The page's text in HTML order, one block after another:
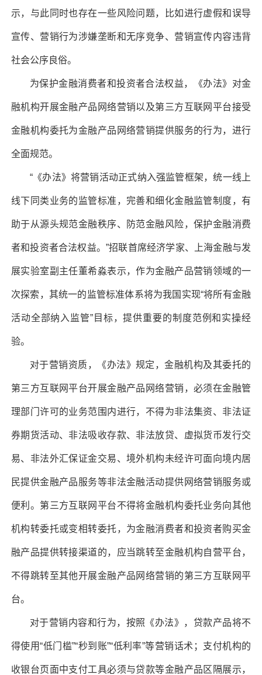
示，与此同时也存在一些风险问题，比如进行虚假和误导
宣传、营销行为涉嫌垄断和无序竞争、营销宣传内容违背
社会公序良俗。
为保护金融消费者和投资者合法权益，《办法》对金
融机构开展金融产品网络营销以及第三方互联网平台接受
金融机构委托为金融产品网络营销提供服务的行为，进行
全面规范。
“《办法》将营销活动正式纳入强监管框架，统一线上
线下同类业务的监管标准，完善和细化金融监管制度，有
助于从源头规范金融秩序、防范金融风险，保护金融消费
者和投资者合法权益。”招联首席经济学家、上海金融与发
展实验室副主任董希淼表示，作为金融产品营销领域的一
次探索，其统一的监管标准体系将为我国实现“将所有金融
活动全部纳入监管”目标，提供重要的制度范例和实操经
验。
对于营销资质，《办法》规定，金融机构及其委托的
第三方互联网平台开展金融产品网络营销，必须在金融管
理部门许可的业务范围内进行，不得为非法集资、非法证
券期货活动、非法吸收存款、非法放贷、虚拟货币发行交
易、非法外汇保证金交易、境外机构未经许可面向境内居
民提供金融产品服务等非法金融活动提供网络营销服务或
便利。第三方互联网平台不得将金融机构委托业务向其他
机构转委托或变相转委托，为金融消费者和投资者购买金
融产品提供转接渠道的，应当跳转至金融机构自营平台，
不得跳转至其他开展金融产品网络营销的第三方互联网平
台。
对于营销内容和行为，按照《办法》，贷款产品将不
得使用“低门槛”“秒到账”“低利率”等营销话术；支付机构的
收银台页面中支付工具必须与贷款等金融产品区隔展示，